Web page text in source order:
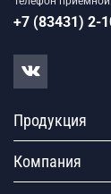
+7 (83431) 2-
Продукция
Компания